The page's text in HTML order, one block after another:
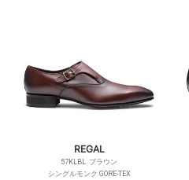
REGAL
57KLBL ブラウン
シングルモンク GORE-TEX